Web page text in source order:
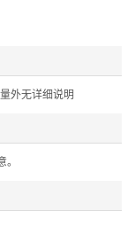
外无详细说明